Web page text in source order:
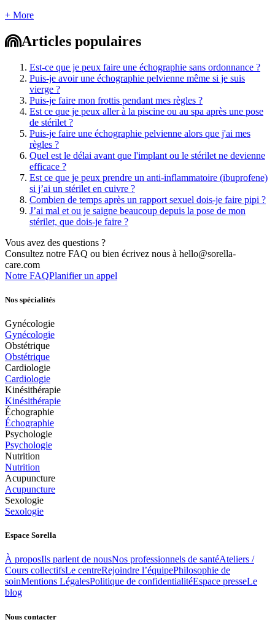
+ More
Articles populaires
Est-ce que je peux faire une échographie sans ordonnance ?
Puis-je avoir une échographie pelvienne même si je suis
vierge ?
Puis-je faire mon frottis pendant mes règles ?
Est ce que je peux aller à la piscine ou au spa après une pose
de stérilet ?
Puis-je faire une échographie pelvienne alors que j'ai mes
règles ?
Quel est le délai avant que l'implant ou le stérilet ne devienne
efficace ?
Est ce que je peux prendre un anti-inflammatoire (ibuprofene)
si j’ai un stérilet en cuivre ?
Combien de temps après un rapport sexuel dois-je faire pipi ?
J’ai mal et ou je saigne beaucoup depuis la pose de mon
stérilet, que dois-je faire ?
Vous avez des questions ?
Consultez notre FAQ ou bien écrivez nous à hello@sorella-
care.com
Notre FAQPlanifier un appel
Nos spécialités
Gynécologie
Gynécologie
Obstétrique
Obstétrique
Cardiologie
Cardiologie
Kinésithérapie
Kinésithérapie
Échographie
Échographie
Psychologie
Psychologie
Nutrition
Nutrition
Acupuncture
Acupuncture
Sexologie
Sexologie
Espace Sorella
À proposIls parlent de nousNos professionnels de santéAteliers /
Cours collectifsLe centreRejoindre l’équipePhilosophie de
soinMentions LégalesPolitique de confidentialitéEspace presseLe
blog
Nous contacter